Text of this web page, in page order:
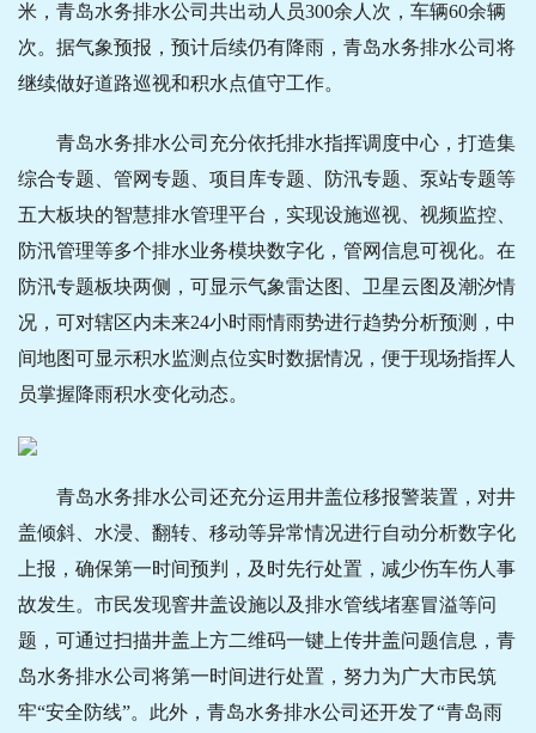
米，青岛水务排水公司共出动人员300余人次，车辆60余辆
次。据气象预报，预计后续仍有降雨，青岛水务排水公司将
继续做好道路巡视和积水点值守工作。
青岛水务排水公司充分依托排水指挥调度中心，打造集
综合专题、管网专题、项目库专题、防汛专题、泵站专题等
五大板块的智慧排水管理平台，实现设施巡视、视频监控、
防汛管理等多个排水业务模块数字化，管网信息可视化。在
防汛专题板块两侧，可显示气象雷达图、卫星云图及潮汐情
况，可对辖区内未来24小时雨情雨势进行趋势分析预测，中
间地图可显示积水监测点位实时数据情况，便于现场指挥人
员掌握降雨积水变化动态。
青岛水务排水公司还充分运用井盖位移报警装置，对井
盖倾斜、水浸、翻转、移动等异常情况进行自动分析数字化
上报，确保第一时间预判，及时先行处置，减少伤车伤人事
故发生。市民发现窨井盖设施以及排水管线堵塞冒溢等问
题，可通过扫描井盖上方二维码一键上传井盖问题信息，青
岛水务排水公司将第一时间进行处置，努力为广大市民筑
牢“安全防线”。此外，青岛水务排水公司还开发了“青岛雨